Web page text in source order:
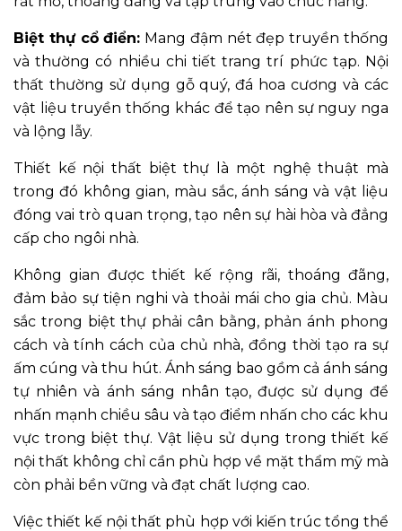
Biệt thự cổ điển: Mang đậm nét đẹp truyền thống
và thường có nhiều chi tiết trang trí phức tạp. Nội
thất thường sử dụng gỗ quý, đá hoa cương và các
vật liệu truyền thống khác để tạo nên sự nguy nga
và lộng lẫy.
Thiết kế nội thất biệt thự là một nghệ thuật mà
trong đó không gian, màu sắc, ánh sáng và vật liệu
đóng vai trò quan trọng, tạo nên sự hài hòa và đẳng
cấp cho ngôi nhà.
Không gian được thiết kế rộng rãi, thoáng đãng,
đảm bảo sự tiện nghi và thoải mái cho gia chủ. Màu
sắc trong biệt thự phải cân bằng, phản ánh phong
cách và tính cách của chủ nhà, đồng thời tạo ra sự
ấm cúng và thu hút. Ánh sáng bao gồm cả ánh sáng
tự nhiên và ánh sáng nhân tạo, được sử dụng để
nhấn mạnh chiều sâu và tạo điểm nhấn cho các khu
vực trong biệt thự. Vật liệu sử dụng trong thiết kế
nội thất không chỉ cần phù hợp về mặt thẩm mỹ mà
còn phải bền vững và đạt chất lượng cao.
Việc thiết kế nội thất phù hợp với kiến trúc tổng thể